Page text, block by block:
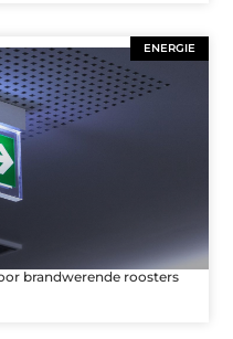
ENERGIE
brandwerende roosters